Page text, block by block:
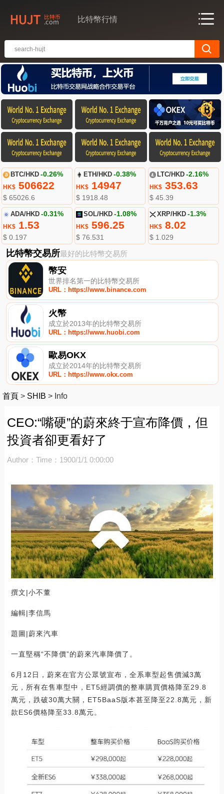
比特幣行情
BTC/HKD -0.26%
HK$506622
$ 65026.6
ETH/HKD -0.38%
HK$ 14947
$ 1918.48
LTC/HKD -2.16%
HK$353.63
$ 45.39
ADA/HKD -0.31%
HK$1.53
$ 0.197
SOL/HKD -1.08%
HK$ 596.25
$ 76.531
XRP/HKD -1.3%
HK$8.02
$ 1.029
比特幣交易所最好的比特幣交易所
幣安
世界排名第一的比特幣交易所
URL：https://www.binance.com
火幣
成立於2013年的比特幣交易所
URL：https://www.huobi.com
歐易OKX
成立於2014年的比特幣交易所
URL：https://www.okx.com
首頁 > SHIB > Info
CEO:“嘴硬”的蔚來終于宣布降價，但
投資者卻更看好了
Author： Time：1900/1/1 0:00:00
撰文|小不董
編輯|李信馬
題圖|蔚來汽車
一直堅稱“不降價”的蔚來汽車降價了。
6月12日，蔚來在官方公眾號宣布，全系車型起售價減3萬
元，所有在售車型中，ET5經調價的整車購買價格降至29.8
萬元，跌破30萬大關，ET5BaaS版本甚至降至22.8萬元，新
款ES6價格降至33.8萬元。